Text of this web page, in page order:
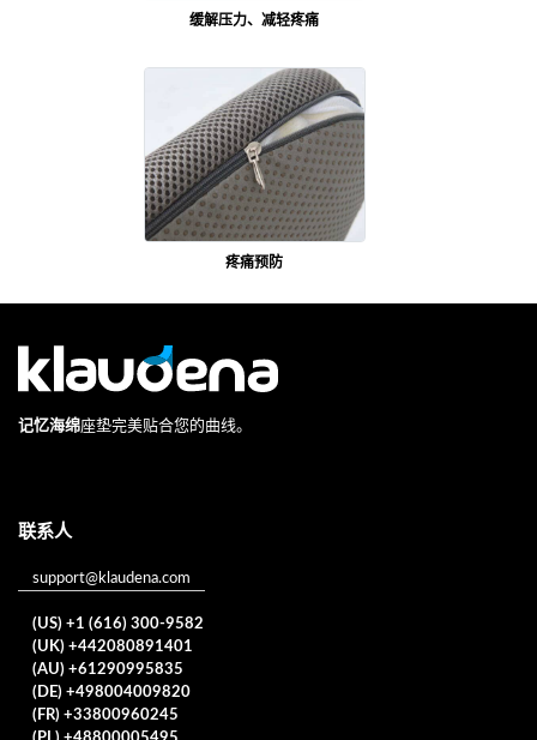
缓解压力、减轻疼痛
疼痛预防
记忆海绵座垫完美贴合您的曲线。
联系人
support@klaudena.com
(US) +1 (616) 300-9582
(UK) +442080891401
(AU) +61290995835
(DE) +498004009820
(FR) +33800960245